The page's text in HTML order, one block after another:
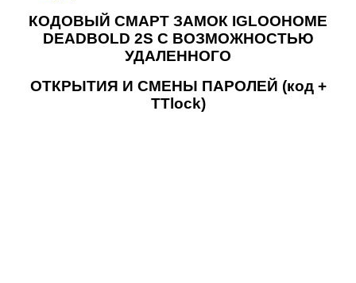
КОДОВЫЙ СМАРТ ЗАМОК IGLOOHOME
DEADBOLD 2S С ВОЗМОЖНОСТЬЮ
УДАЛЕННОГО
ОТКРЫТИЯ И СМЕНЫ ПАРОЛЕЙ (код +
TTlock)